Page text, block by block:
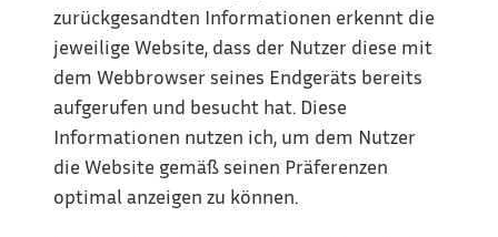
zurückgesandten Informationen erkennt die
jeweilige Website, dass der Nutzer diese mit
dem Webbrowser seines Endgeräts bereits
aufgerufen und besucht hat. Diese
Informationen nutzen ich, um dem Nutzer
die Website gemäß seinen Präferenzen
optimal anzeigen zu können.